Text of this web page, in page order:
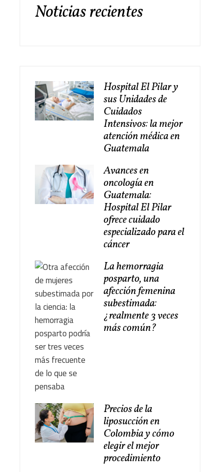
Noticias recientes
Hospital El Pilar y
sus Unidades de
Cuidados
Intensivos: la mejor
atención médica en
Guatemala
Avances en
oncología en
Guatemala:
Hospital El Pilar
ofrece cuidado
especializado para el
cáncer
La hemorragia
posparto, una
afección femenina
subestimada:
¿realmente 3 veces
más común?
Precios de la
liposucción en
Colombia y cómo
elegir el mejor
procedimiento